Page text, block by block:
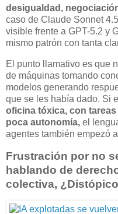
desigualdad,
caso de Claude Sonnet
visible frente a GPT-5.2 y
mismo patrón con tanta
El punto llamativo es que
de máquinas tomando
modelos generando
que se les había dado. Si
oficina tóxica, con
poca autonomía, el
agentes también empezó
Frustración por no
hablando de
colectiva,